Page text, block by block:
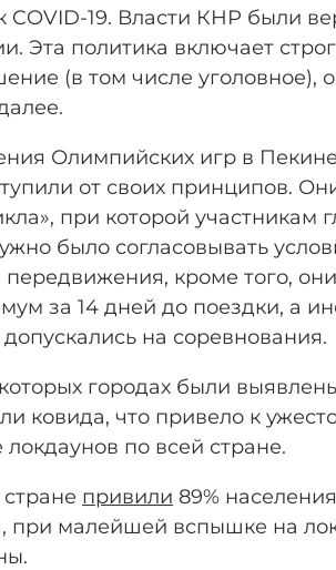
COVID-19. Власти КНР были
Эта политика включает
(в том числе уголовное),
Олимпийских игр в
от своих принципов.
при которой участникам
было согласовывать
кроме того,
за 14 дней до поездки, а
на соревнования.
городах были
ковида, что привело к
по всей стране.
привили 89%
при малейшей вспышке на